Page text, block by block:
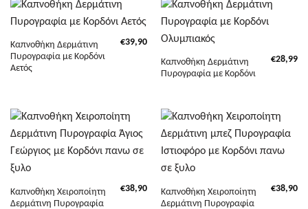
Καπνοθήκη Δερμάτινη
Πυρογραφία με Κορδόνι
Αετός
€39,90
Καπνοθήκη Δερμάτινη
Πυρογραφία με Κορδόνι
€28,99
Καπνοθήκη Χειροποίητη
Δερμάτινη Πυρογραφία
€38,90
Καπνοθήκη Χειροποίητη
Δερμάτινη Πυρογραφία
€38,90